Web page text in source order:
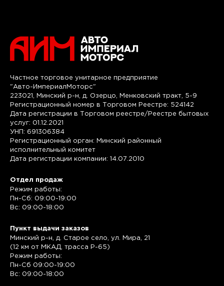
Частное торговое унитарное предприятие
"Авто-ИмпериалМоторс"
223021, Минский р-н, д. Озерцо, Менковский тракт, 5-9
Регистрационный номер в Торговом Реестре: 524142
Дата регистрации в Торговом реестре/Реестре бытовых
услуг: 01.12.2021
УНП: 691306384
Регистрационный орган: Минский районный
исполнительный комитет
Дата регистрации компании: 14.07.2010
Отдел продаж
Режим работы:
Пн-Сб: 09:00-19:00
Вс: 09:00-18:00
Пункт выдачи заказов
Минский р-н, д. Старое село, ул. Мира, 21
(12 км от МКАД, трасса P-65)
Режим работы:
Пн-Сб 09:00-19:00
Вс: 09:00-18:00